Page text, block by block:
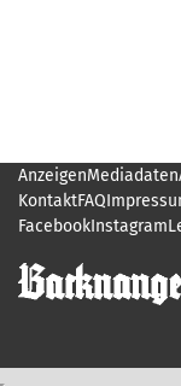
AnzeigenMediadaten
KontaktFAQ
FacebookInstagram